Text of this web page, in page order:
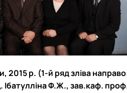
2015 р. (1-й ряд зліва
Ібатулліна Ф.Ж., зав.каф.